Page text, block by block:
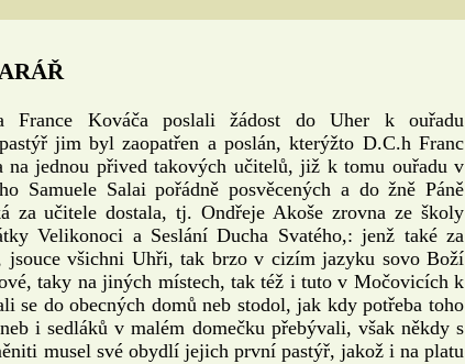
France Kováča poslali žádost do Uher k ouřadu
jim byl zaopatřen a poslán, kterýžto D.C.h Franc
jednou přived takových učitelů, již k tomu ouřadu v
Samuele Salai pořádně posvěcených a do žně Páně
za učitele dostala, tj. Ondřeje Akoše zrovna ze školy
Velikonoci a Seslání Ducha Svatého,: jenž také za
jsouce všichni Uhři, tak brzo v cizím jazyku sovo Boží
taky na jiných místech, tak též i tuto v Močovicích k
se do obecných domů neb stodol, jak kdy potřeba toho
i sedláků v malém domečku přebývali, však někdy s
musel své obydlí jejich první pastýř, jakož i na platu